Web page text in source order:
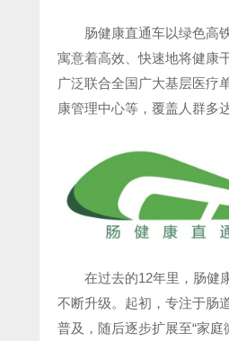
肠健康直通车以绿色高
寓意着高效、快速地将健康
广泛联合全国广大基层医疗
康管理中心等，覆盖人群多
在过去的12年里，肠健
不断升级。起初，专注于肠
普及，随后逐步扩展至“家庭